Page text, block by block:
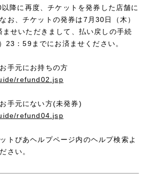
降に再度、チケットを発券した店舗に
お、チケットの発券は7月30日（木）
せいただきまして、払い戻しの手続
23：59までにお済ませください。
手元にお持ちの方
refund02.jsp
手元にない方(未発券)
refund04.jsp
トぴあヘルプページ内のヘルプ検索よ
さい。